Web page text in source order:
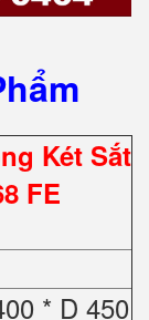
Két Sắt
FE
* D 450